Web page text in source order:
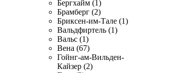
Бергхайм (1)
Брамберг (2)
Бриксен-им-Тале (1)
Вальдфиртель (1)
Вальс (1)
Вена (67)
Гойнг-ам-Вильден-
Кайзер (2)